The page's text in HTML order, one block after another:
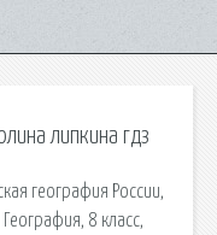
липкина гдз
география России,
8 класс,